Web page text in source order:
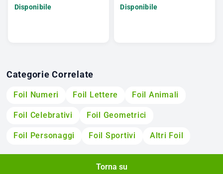
Disponibile
Disponibile
Categorie Correlate
Foil Numeri Foil Lettere Foil Animali
Foil Celebrativi Foil Geometrici
Foil Personaggi Foil Sportivi Altri Foil
Torna su